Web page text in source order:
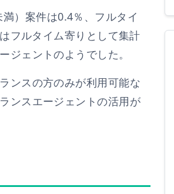
）案件は0.4％、フルタイ
フルタイム寄りとして集計
ジェントのようでした。
ンスの方のみが利用可能な
ンスエージェントの活用が